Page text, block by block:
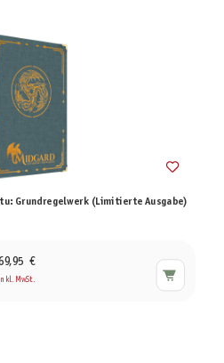
Grundregelwerk (Limitierte Ausgabe)
€
MwSt.